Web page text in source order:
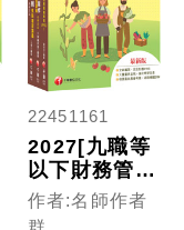
22451161
2027[九職等
以下財務管理
類-財務管理]
全國各級農會
作者:名師作者